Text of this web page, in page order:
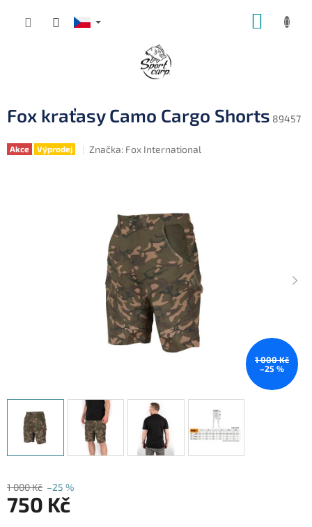
Fox kraťasy Camo Cargo Shorts 89457
Akce Výprodej Značka: Fox International
1 000 Kč
–25 %
1 000 Kč –25 %
750 Kč